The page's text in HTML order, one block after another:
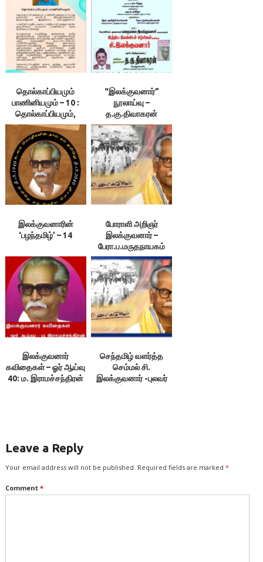
தொல்காப்பியமும்
பாணினியமும் – 10 :
தொல்காப்பியமும்,
திருக்குறளும்
தமிழர்களின் இரண்டு
கண்களாகும். –
இலக்குவனார்
திருவள்ளுவன்
“இலக்குவனார்”
நூலாய்வு –
த.கு.திவாகரன்
இலக்குவனாரின்
‘பழந்தமிழ்’ – 14
போராளி அறிஞர்
இலக்குவனார் –
பேரா.ப.மருதநாயகம்
இலக்குவனார்
கவிதைகள் – ஓர் ஆய்வு
40: ம. இராமச்சந்திரன்
செந்தமிழ் வளர்த்த
செம்மல் சி.
இலக்குவனார் -புலவர்
Leave a Reply
Your email address will not be published. Required fields are marked *
Comment *